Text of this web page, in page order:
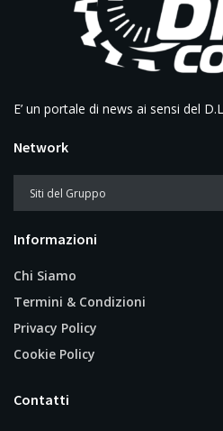
E’ un portale di news ai sensi del
Network
Informazioni
Chi Siamo
Termini & Condizioni
Privacy Policy
Cookie Policy
Contatti